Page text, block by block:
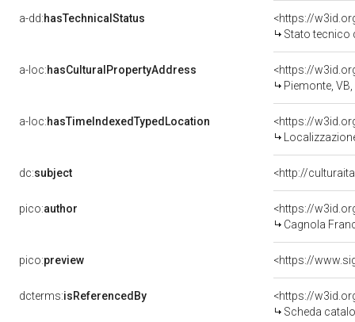
a-dd:hasTechnicalStatus
<https://
Stato tecnico
a-loc:hasCulturalPropertyAddress
<https://
Piemonte,
a-loc:hasTimeIndexedTypedLocation
<https://
dc:subject <http://
pico:author
<https://
Cagnola
pico:preview <https://
dcterms:isReferencedBy
<https://
Scheda